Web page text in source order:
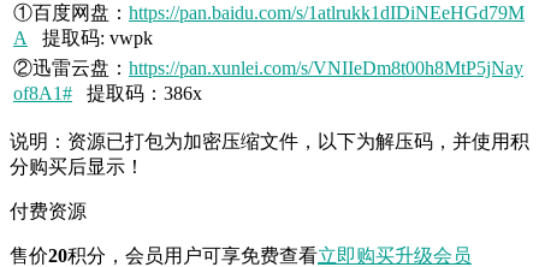
①百度网盘： https://pan.baidu.com/s/1atlrukk1dIDiNEeHGd79M
A
提取码: vwpk
②迅雷云盘： https://pan.xunlei.com/s/VNIIeDm8t00h8MtP5jNay
of8A1# 提取码：386x
说明：资源已打包为加密压缩文件，以下为解压码，并使用积
分购买后显示！
付费资源
售价20积分 ，会员用户可享免费查看立即购买升级会员